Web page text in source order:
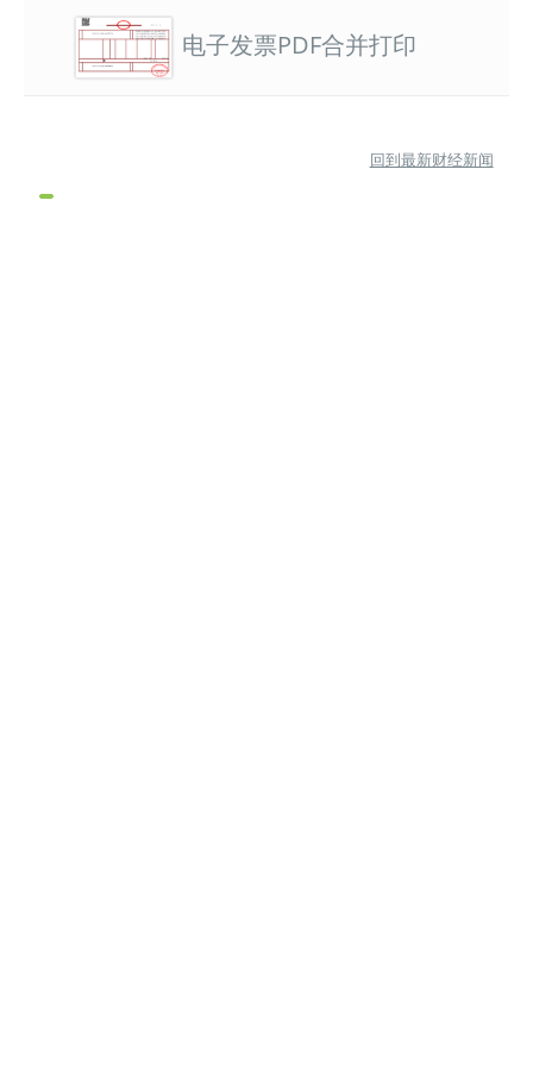
电子发票PDF合并打印
回到最新财经新闻